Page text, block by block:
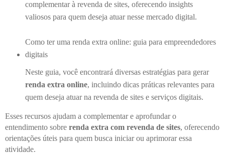
complementar à revenda de sites, oferecendo insights
valiosos para quem deseja atuar nesse mercado digital.
Como ter uma renda extra online: guia para empreendedores
digitais
Neste guia, você encontrará diversas estratégias para gerar
renda extra online, incluindo dicas práticas relevantes para
quem deseja atuar na revenda de sites e serviços digitais.
Esses recursos ajudam a complementar e aprofundar o
entendimento sobre renda extra com revenda de sites, oferecendo
orientações úteis para quem busca iniciar ou aprimorar essa
atividade.